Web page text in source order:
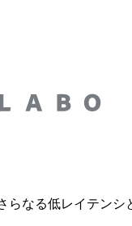
らなる低レイテンシ